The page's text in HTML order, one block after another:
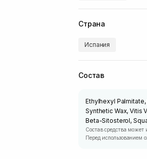
Страна
Испания
Состав
Ethylhexyl
Synthetic Wax, Vitis
Beta-Sitosterol,
Состав средства может
Перед использованием